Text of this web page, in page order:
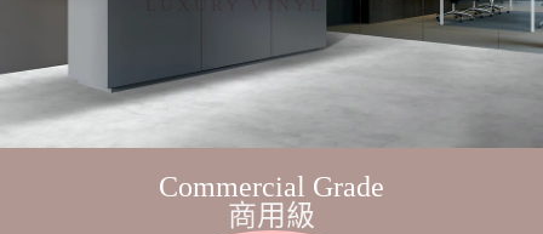
LUXURY VINYL TILES
Commercial Grade
商用級